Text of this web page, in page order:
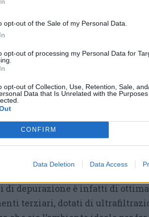
opt-out of the Sale of my Personal Data.
opt-out of processing my Personal Data for
opt-out of Collection, Use, Retention, Sale,
Data that Is Unrelated with the
CONFIRM
Data Deletion Data Access
vasche di acquacoltura
i fiumi e tutelare la biodiversità
pesci che vivono in acque
a causa della riduzione del
Lista Rossa IUCN – Unione
della Natura, il più
delle specie a
a
Alfa Varese), di vasche
allevate le alborelle grazie
impianti. Gli studi dimostrano
depurazione è infatti di
terziari, dotati di